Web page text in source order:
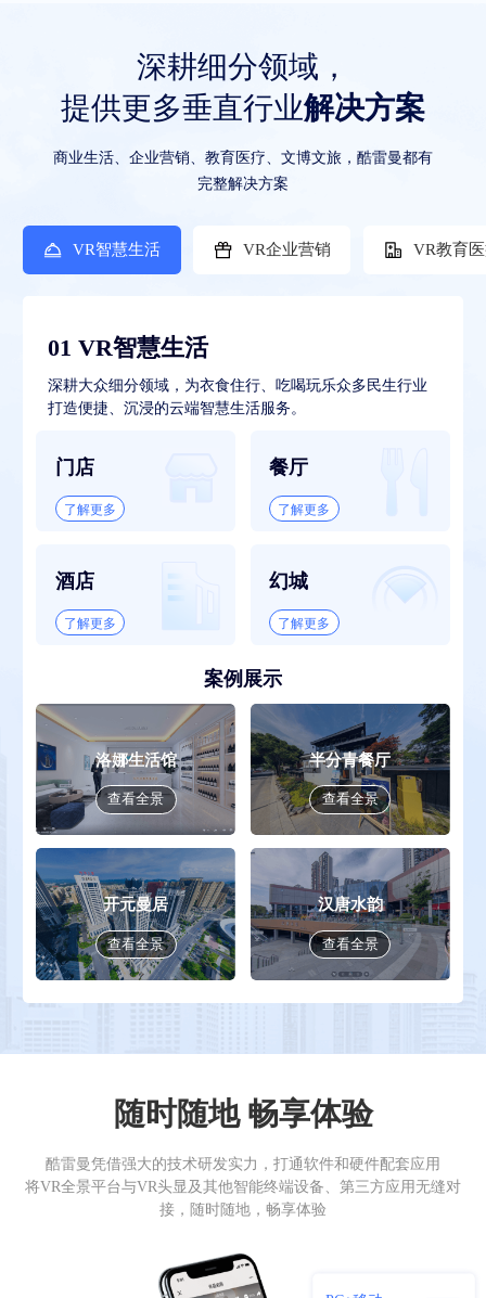
深耕细分领域，
提供更多垂直行业解决方案
商业生活、企业营销、教育医疗、文博文旅，酷雷曼都有
完整解决方案
VR智慧生活 VR企业营销 VR教育
01 VR智慧生活
深耕大众细分领域，为衣食住行、吃喝玩乐众多民生行业
打造便捷、沉浸的云端智慧生活服务。
门店
了解更多
餐厅
了解更多
酒店
了解更多
幻城
了解更多
案例展示
洛娜生活馆
查看全景
半分青餐厅
查看全景
开元曼居
查看全景
汉唐水韵
查看全景
随时随地 畅享体验
酷雷曼凭借强大的技术研发实力，打通软件和硬件配套应用
将VR全景平台与VR头显及其他智能终端设备、第三方应用无缝对
接，随时随地，畅享体验